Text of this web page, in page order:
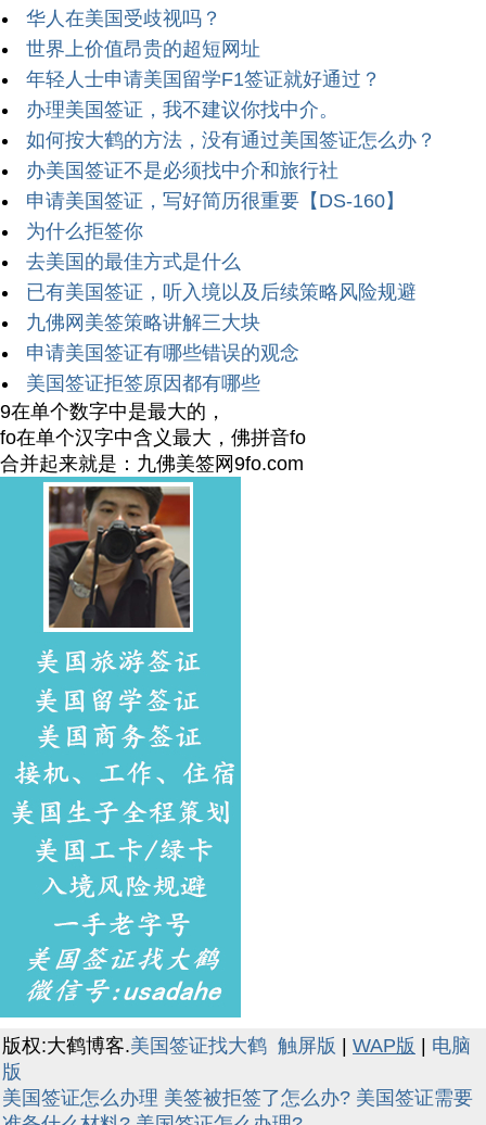
华人在美国受歧视吗？
世界上价值昂贵的超短网址
年轻人士申请美国留学F1签证就好通过？
办理美国签证，我不建议你找中介。
如何按大鹤的方法，没有通过美国签证怎么办？
办美国签证不是必须找中介和旅行社
申请美国签证，写好简历很重要【DS-160】
为什么拒签你
去美国的最佳方式是什么
已有美国签证，听入境以及后续策略风险规避
九佛网美签策略讲解三大块
申请美国签证有哪些错误的观念
美国签证拒签原因都有哪些
9在单个数字中是最大的，
fo在单个汉字中含义最大，佛拼音fo
合并起来就是：九佛美签网9fo.com
版权:大鹤博客.美国签证找大鹤 触屏版 | WAP版 | 电脑
版
美国签证怎么办理 美签被拒签了怎么办? 美国签证需要